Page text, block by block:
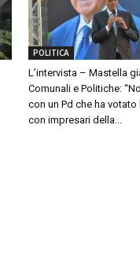
POLITICA
L’intervista – Mastella
Comunali e Politiche:
con un Pd che ha votato
con impresari della...